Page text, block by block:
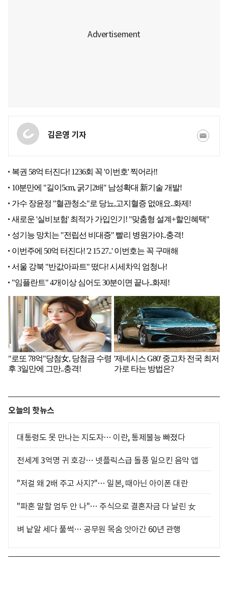
김은영 기자
오늘의 핫뉴스
대통령도 못 만나는 지도자… 이란, 통제불능 빠졌다
전세계 3억명 귀 호강… 넷플릭스급 돌풍 일으킨 음악 앱
"저걸 왜 2배 주고 사지?"… 일본, 때아닌 아이폰 대란
"파혼 말할 엄두 안 나"… 주식으로 결혼자금 다 날린 女
벼 낱알 세다 풀썩… 공무원 목숨 앗아간 60년 관행